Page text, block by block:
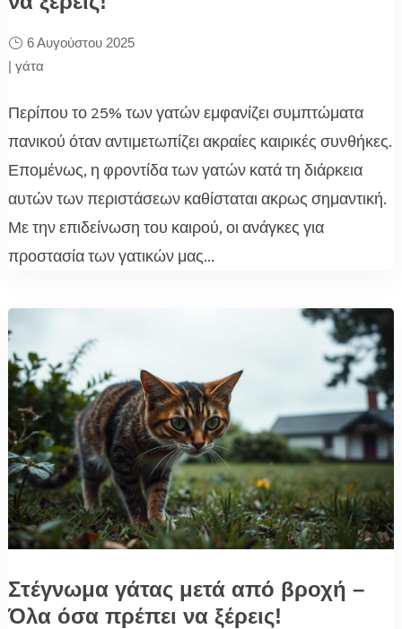
6 Αυγούστου 2025
| γάτα
Περίπου το 25% των γατών εμφανίζει συμπτώματα
πανικού όταν αντιμετωπίζει ακραίες καιρικές συνθήκες.
Επομένως, η φροντίδα των γατών κατά τη διάρκεια
αυτών των περιστάσεων καθίσταται ακρως σημαντική.
Με την επιδείνωση του καιρού, οι ανάγκες για
προστασία των γατικών μας...
Στέγνωμα γάτας μετά από βροχή –
Όλα όσα πρέπει να ξέρεις!